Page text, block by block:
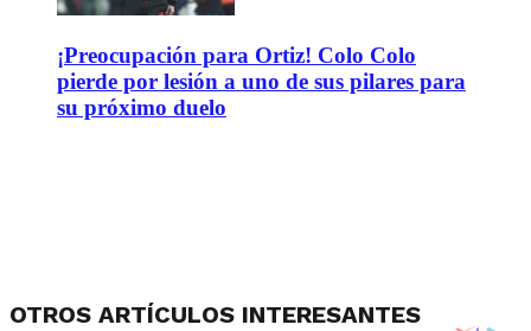
¡Preocupación para Ortiz! Colo Colo
pierde por lesión a uno de sus pilares para
su próximo duelo
OTROS ARTÍCULOS INTERESANTES